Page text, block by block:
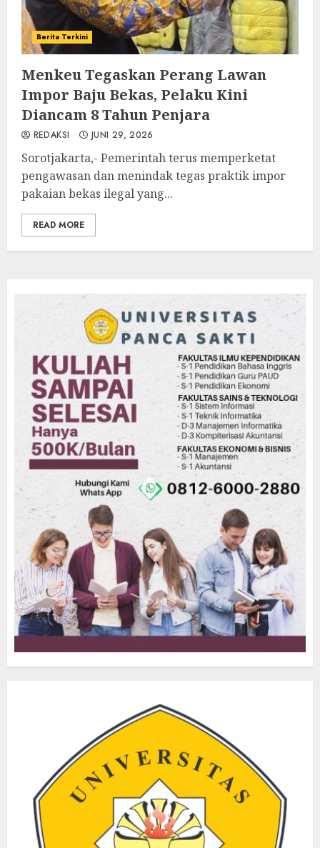
Berita Terkini
Menkeu Tegaskan Perang Lawan
Impor Baju Bekas, Pelaku Kini
Diancam 8 Tahun Penjara
REDAKSI JUNI 29, 2026
Sorotjakarta,- Pemerintah terus memperketat
pengawasan dan menindak tegas praktik impor
pakaian bekas ilegal yang...
READ MORE